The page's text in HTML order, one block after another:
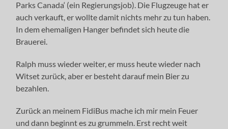
Parks Canada‘ (ein Regierungsjob). Die Flugzeuge hat er
auch verkauft, er wollte damit nichts mehr zu tun haben.
In dem ehemaligen Hanger befindet sich heute die
Brauerei.
Ralph muss wieder weiter, er muss heute wieder nach
Witset zurück, aber er besteht darauf mein Bier zu
bezahlen.
Zurück an meinem FidiBus mache ich mir mein Feuer
und dann beginnt es zu grummeln. Erst recht weit